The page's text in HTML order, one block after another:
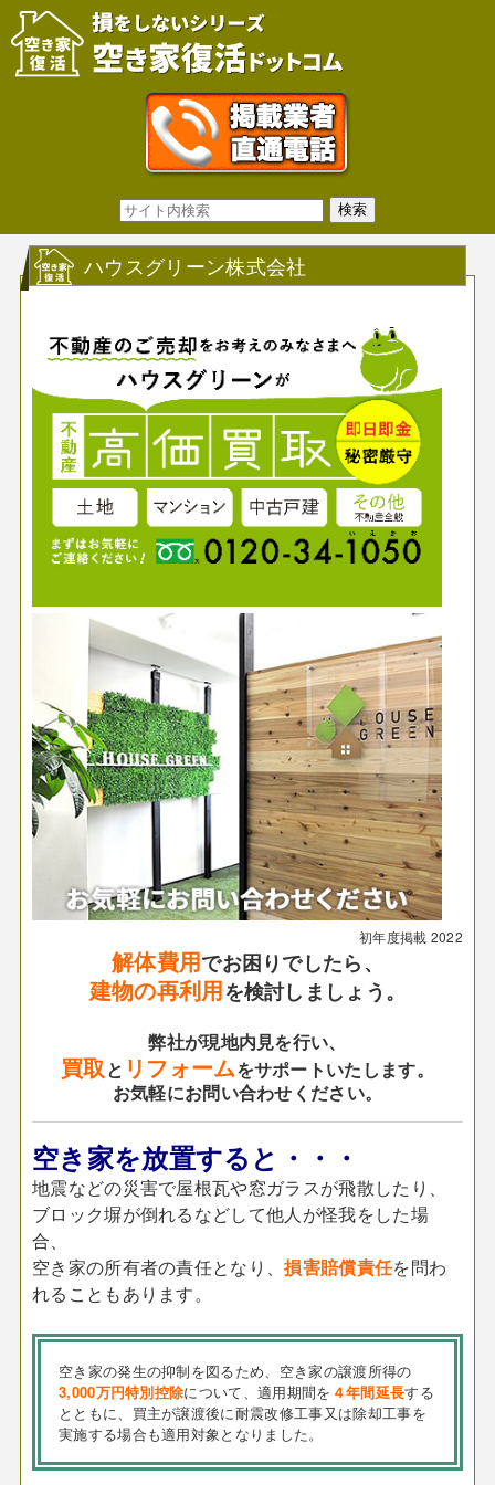
ハウスグリーン株式会社
初年度掲載 2022
解体費用でお困りでしたら、
建物の再利用を検討しましょう。
弊社が現地内見を行い、
買取 と リフォームをサポートいたします。
お気軽にお問い合わせください。
空き家を放置すると・・・
地震などの災害で屋根瓦や窓ガラスが飛散したり、
ブロック塀が倒れるなどして他人が怪我をした場
合、
空き家の所有者の責任となり、損害賠償責任を問わ
れることもあります。
空き家の発生の抑制を図るため、空き家の譲渡所得の
3,000万円特別控除について、適用期間を ４年間延長する
とともに、買主が譲渡後に耐震改修工事又は除却工事を
実施する場合も適用対象となりました。